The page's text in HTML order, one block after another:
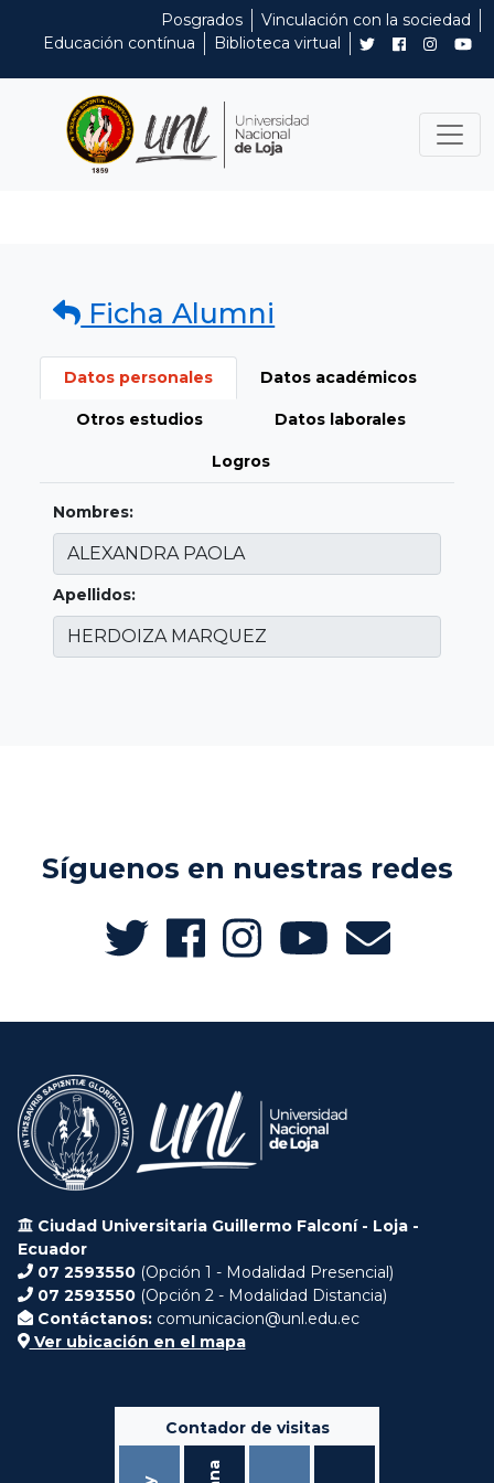
Posgrados
Vinculación con la sociedad
Educación contínua
Biblioteca virtual
Ficha Alumni
Datos personales Datos académicos
Otros estudios Datos laborales
Logros
Nombres:
Apellidos:
Síguenos en nuestras redes
Ciudad Universitaria Guillermo Falconí - Loja -
Ecuador
07 2593550 (Opción 1 - Modalidad Presencial)
07 2593550 (Opción 2 - Modalidad Distancia)
Contáctanos: comunicacion@unl.edu.ec
Ver ubicación en el mapa
Contador de visitas